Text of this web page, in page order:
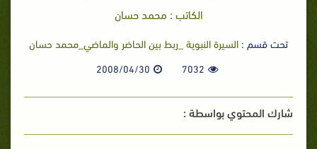
الكاتب : محمد حسان
تحت قسم : السيرة النبوية _ربط بين الحاضر والماضي_محمد حسان
7032
2008/04/30
شارك المحتوي بواسطة :